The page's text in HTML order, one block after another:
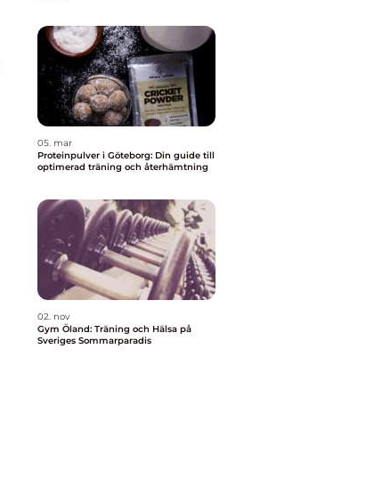
05. mar
Proteinpulver i Göteborg: Din guide till
optimerad träning och återhämtning
02. nov
Gym Öland: Träning och Hälsa på
Sveriges Sommarparadis